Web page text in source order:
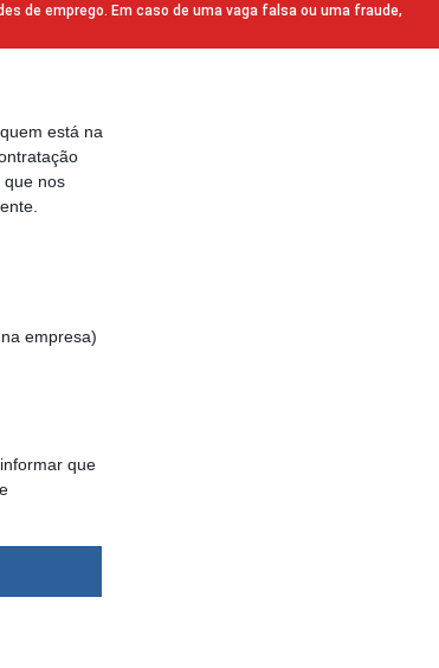
de emprego. Em caso de uma vaga falsa ou uma fraude,
está na
que nos
empresa)
que